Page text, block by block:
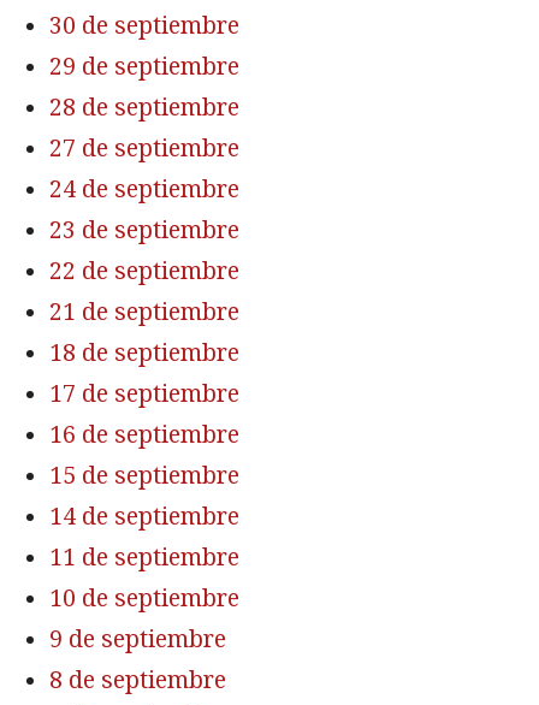
30 de septiembre
29 de septiembre
28 de septiembre
27 de septiembre
24 de septiembre
23 de septiembre
22 de septiembre
21 de septiembre
18 de septiembre
17 de septiembre
16 de septiembre
15 de septiembre
14 de septiembre
11 de septiembre
10 de septiembre
9 de septiembre
8 de septiembre